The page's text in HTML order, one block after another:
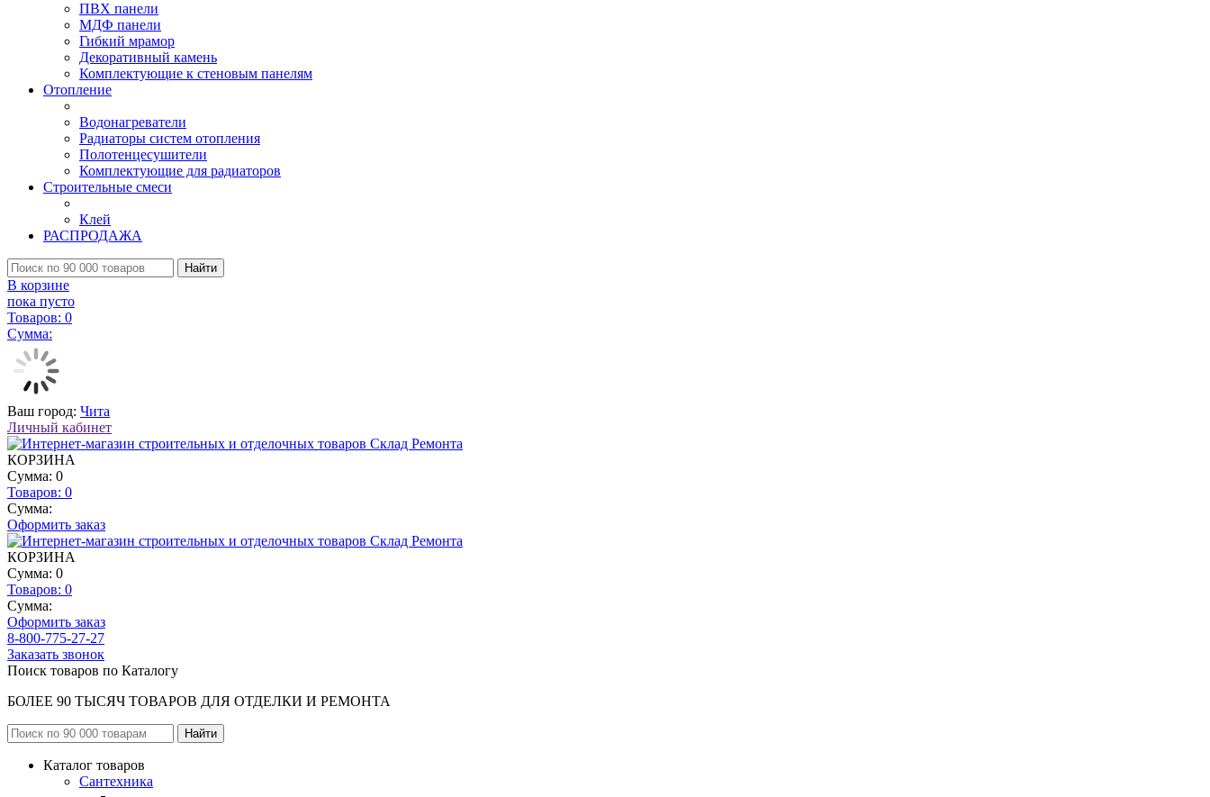
ПВХ панели
МДФ панели
Гибкий мрамор
Декоративный камень
Комплектующие к стеновым панелям
Отопление
Водонагреватели
Радиаторы систем отопления
Полотенцесушители
Комплектующие для радиаторов
Строительные смеси
Клей
РАСПРОДАЖА
Найти
В корзине
пока пусто
Товаров: 0
Сумма:
Ваш город: Чита
Личный кабинет
КОРЗИНА
Сумма: 0
Товаров: 0
Сумма:
Оформить заказ
КОРЗИНА
Сумма: 0
Товаров: 0
Сумма:
Оформить заказ
8-800-775-27-27
Заказать звонок
Поиск товаров по Каталогу
БОЛЕЕ 90 ТЫСЯЧ ТОВАРОВ ДЛЯ ОТДЕЛКИ И РЕМОНТА
Каталог товаров
Сантехника